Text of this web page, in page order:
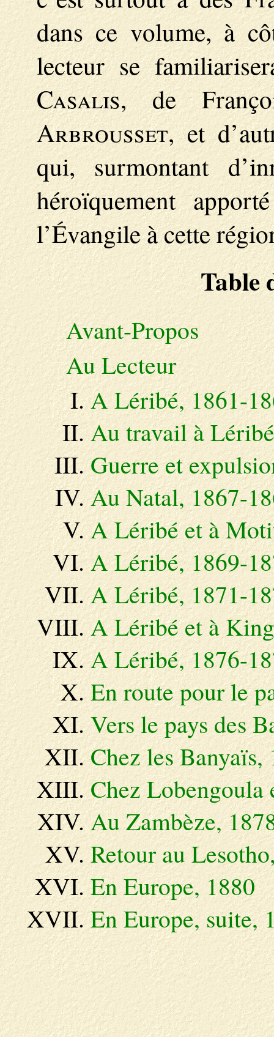
dans ce volume, à
lecteur se
Casalis, de
Arbrousset, et
qui, surmontant
héroïquement
l’Évangile à cette
Table
Avant-Propos
Au Lecteur
A Léribé, 1861-
Au travail à
Guerre et
Au Natal, 1867-
A Léribé et à
A Léribé, 1869-
A Léribé, 1871-
A Léribé et à
A Léribé, 1876-
En route pour le
Vers le pays des
Chez les Banyaïs,
Chez Lobengoula
Au Zambèze,
Retour au
En Europe, 1880
En Europe, suite,